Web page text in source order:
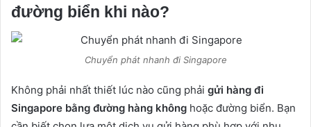
đường biển khi nào?
Chuyển phát nhanh đi Singapore
Không phải nhất thiết lúc nào cũng phải gửi hàng đi
Singapore bằng đường hàng không hoặc đường biển. Bạn